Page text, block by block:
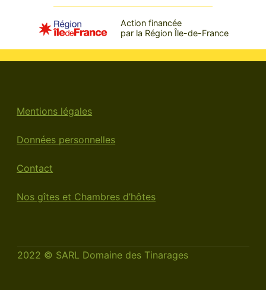
Action financée
par la Région Île-de-France
Mentions légales
Données personnelles
Contact
Nos gîtes et Chambres d’hôtes
2022 © SARL Domaine des Tinarages